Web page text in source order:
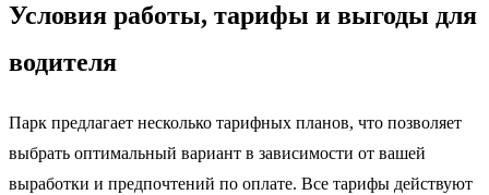
Условия работы, тарифы и выгоды для
водителя
Парк предлагает несколько тарифных планов, что позволяет
выбрать оптимальный вариант в зависимости от вашей
выработки и предпочтений по оплате. Все тарифы действуют